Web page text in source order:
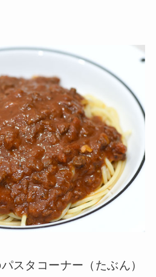
スタコーナー（たぶん）